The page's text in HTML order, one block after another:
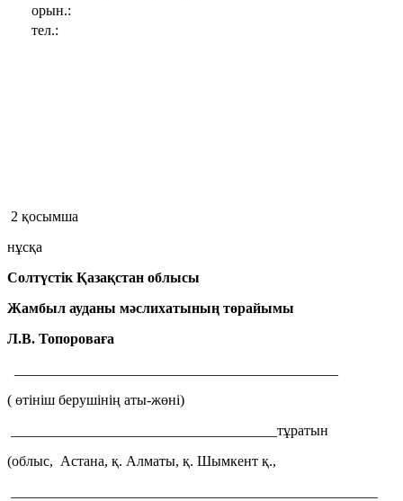
орын.:
тел.:
2 қосымша
нұсқа
Солтүстік Қазақстан облысы
Жамбыл ауданы мәслихатының төрайымы
Л.В. Топороваға
( өтініш берушінің аты-жөні)
_____________________________________тұратын
(облыс, Астана, қ. Алматы, қ. Шымкент қ.,